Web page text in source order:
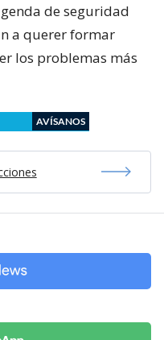
de seguridad
a querer formar
los problemas más
AVÍSANOS